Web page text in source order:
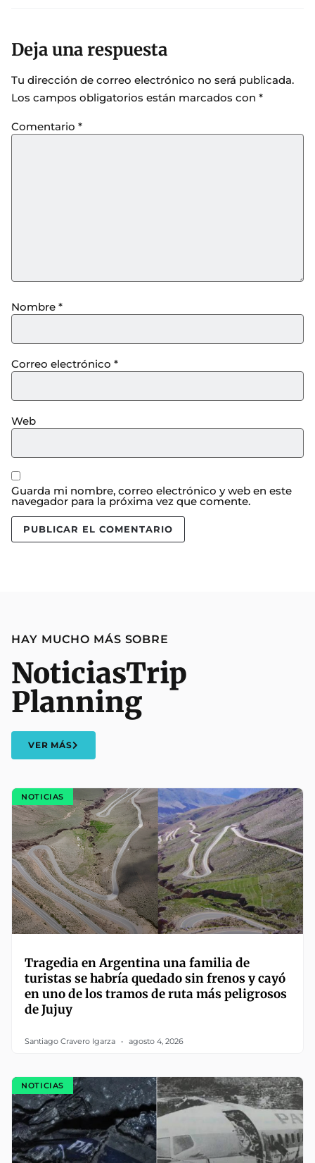
Deja una respuesta
Tu dirección de correo electrónico no será publicada.
Los campos obligatorios están marcados con *
Comentario *
Nombre *
Correo electrónico *
Web
Guarda mi nombre, correo electrónico y web en este
navegador para la próxima vez que comente.
HAY MUCHO MÁS SOBRE
NoticiasTrip
Planning
VER MÁS
NOTICIAS
Tragedia en Argentina una familia de
turistas se habría quedado sin frenos y cayó
en uno de los tramos de ruta más peligrosos
de Jujuy
Santiago Cravero Igarza agosto 4, 2026
NOTICIAS